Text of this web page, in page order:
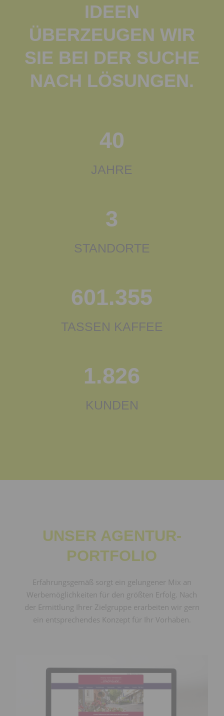
IDEEN
ÜBERZEUGEN WIR
SIE BEI DER SUCHE
NACH LÖSUNGEN.
40
JAHRE
3
STANDORTE
601.355
TASSEN KAFFEE
1.826
KUNDEN
UNSER AGENTUR-
PORTFOLIO
Erfahrungsgemäß sorgt ein gelungener Mix an
Werbemöglichkeiten für den größten Erfolg. Nach
der Ermittlung Ihrer Zielgruppe erarbeiten wir gern
ein entsprechendes Konzept für Ihr Vorhaben.